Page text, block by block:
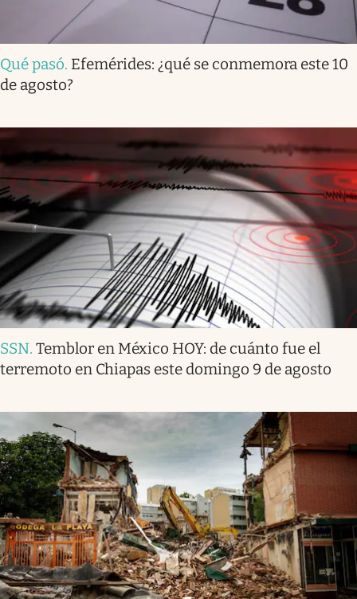
Qué pasó. Efemérides: ¿qué se conmemora este 10
de agosto?
SSN. Temblor en México HOY: de cuánto fue el
terremoto en Chiapas este domingo 9 de agosto